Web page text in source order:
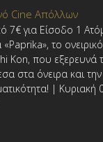
Cine Απόλλων
7€ για Είσοδο 1
«Paprika», το
Kon, που εξερευνά
στα όνειρα και την
| Κυριακή